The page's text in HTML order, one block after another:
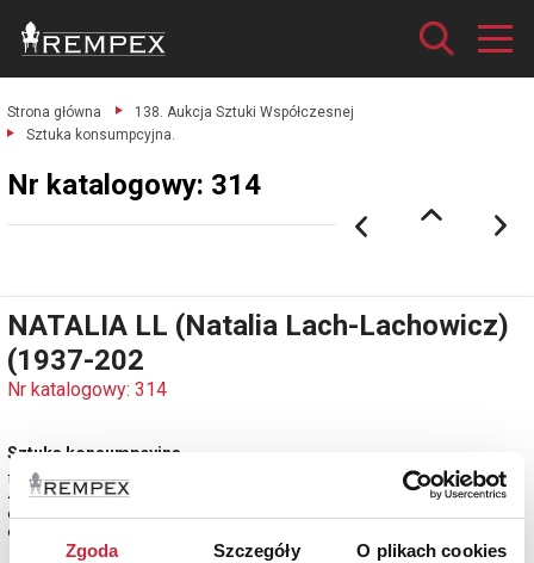
Zgoda Szczegóły O plikach cookies
Strona główna
138. Aukcja Sztuki Współczesnej
Sztuka konsumpcyjna.
Nr katalogowy: 314
NATALIA LL (Natalia Lach-Lachowicz)
(1937-202
Nr katalogowy: 314
Sztuka konsumpcyjna
fotografia barwna, papier fotograficzny Fujicolor Crystal Archive Paper; 30 x
40 cm;
opisana l. d.: NATALIA LL 1972, nakład: 14/35, wydruk późniejszy, autorski
estymacja: 11 000 - 13 000 zł